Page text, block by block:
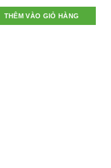
phẩm
THÊM VÀO GIỎ HÀNG